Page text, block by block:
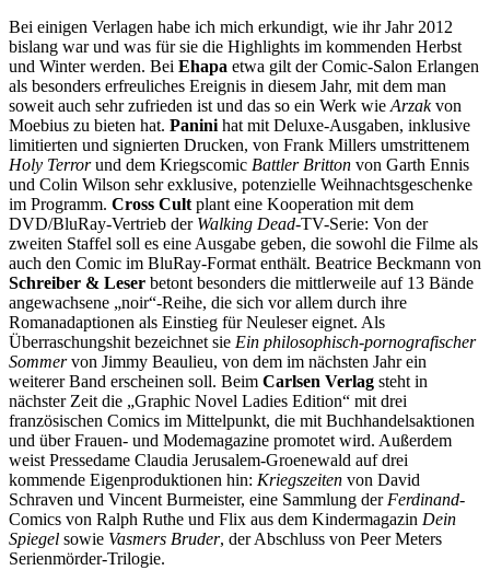
Bei einigen Verlagen habe ich mich erkundigt, wie ihr Jahr 2012
bislang war und was für sie die Highlights im kommenden Herbst
und Winter werden. Bei Ehapa etwa gilt der Comic-Salon Erlangen
als besonders erfreuliches Ereignis in diesem Jahr, mit dem man
soweit auch sehr zufrieden ist und das so ein Werk wie Arzakvon
Moebius zu bieten hat. Panini hat mit Deluxe-Ausgaben, inklusive
limitierten und signierten Drucken, von Frank Millers umstrittenem
Holy Terrorund dem Kriegscomic Battler Britton von Garth Ennis
und Colin Wilson sehr exklusive, potenzielle Weihnachtsgeschenke
im Programm. Cross Cult plant eine Kooperation mit dem
DVD/BluRay-Vertrieb der Walking Dead-TV-Serie: Von der
zweiten Staffel soll es eine Ausgabe geben, die sowohl die Filme als
auch den Comic im BluRay-Format enthält. Beatrice Beckmann von
Schreiber & Leser betont besonders die mittlerweile auf 13 Bände
angewachsene „noir“-Reihe, die sich vor allem durch ihre
Romanadaptionen als Einstieg für Neuleser eignet. Als
Überraschungshit bezeichnet sie Ein philosophisch-pornografischer
Sommervon Jimmy Beaulieu, von dem im nächsten Jahr ein
weiterer Band erscheinen soll. Beim Carlsen Verlag steht in
nächster Zeit die „Graphic Novel Ladies Edition“ mit drei
französischen Comics im Mittelpunkt, die mit Buchhandelsaktionen
und über Frauen- und Modemagazine promotet wird. Außerdem
weist Pressedame Claudia Jerusalem-Groenewald auf drei
kommende Eigenproduktionen hin: Kriegszeiten von David
Schraven und Vincent Burmeister, eine Sammlung der Ferdinand-
Comics von Ralph Ruthe und Flix aus dem Kindermagazin Dein
Spiegel sowie Vasmers Bruder, der Abschluss von Peer Meters
Serienmörder-Trilogie.